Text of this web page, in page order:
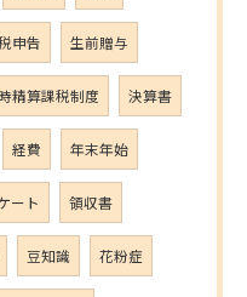
申告 生前贈与
精算課税制度 決算書
経費 年末年始
ート 領収書
豆知識 花粉症